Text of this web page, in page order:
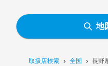
取扱店検索 全国 長野
地